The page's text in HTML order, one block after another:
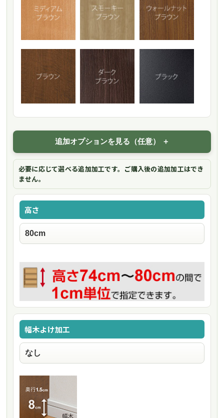
追加オプションを見る（任意）
必要に応じて選べる追加加工です。ご購入後の追加加工はでき
ません。
高さ
幅木よけ加工